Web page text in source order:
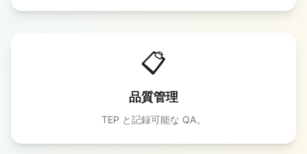
📋
品質管理
TEP と記録可能な QA。